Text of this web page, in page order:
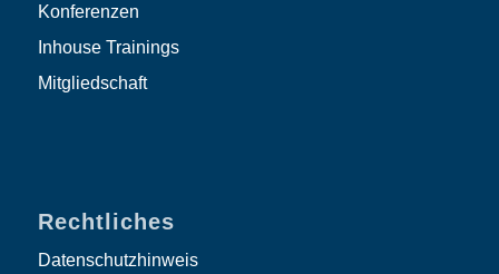
Konferenzen
Inhouse Trainings
Mitgliedschaft
Rechtliches
Datenschutzhinweis